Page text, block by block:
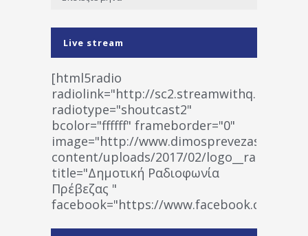
Live stream
[html5radio
radiolink="http://
radiotype="shoutcast2"
bcolor="ffffff" frameborder="0"
image="http://www.dimosprevezas.gr/wp-
content/uploads/2017/02/
title="Δημοτική Ραδιοφωνία
Πρέβεζας "
facebook="https://www.facebook.com/